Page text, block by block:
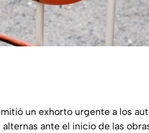
un exhorto urgente a los
ante el inicio de las